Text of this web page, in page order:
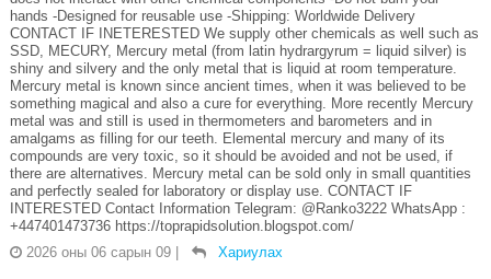
hands -Designed for reusable use -Shipping: Worldwide Delivery
CONTACT IF INETERESTED We supply other chemicals as well such as
SSD, MECURY, Mercury metal (from latin hydrargyrum = liquid silver) is
shiny and silvery and the only metal that is liquid at room temperature.
Mercury metal is known since ancient times, when it was believed to be
something magical and also a cure for everything. More recently Mercury
metal was and still is used in thermometers and barometers and in
amalgams as filling for our teeth. Elemental mercury and many of its
compounds are very toxic, so it should be avoided and not be used, if
there are alternatives. Mercury metal can be sold only in small quantities
and perfectly sealed for laboratory or display use. CONTACT IF
INTERESTED Contact Information Telegram: @Ranko3222 WhatsApp :
+447401473736 https://toprapidsolution.blogspot.com/
2026 оны 06 сарын 09
Хариулах